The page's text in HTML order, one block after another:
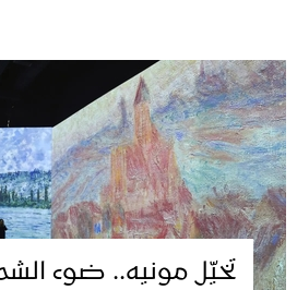
تخيّل مونيه.. ضوء